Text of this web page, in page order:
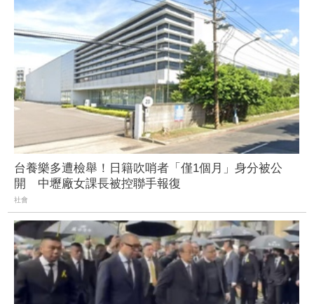
台養樂多遭檢舉！日籍吹哨者「僅1個月」身分被公
開 中壢廠女課長被控聯手報復
社會